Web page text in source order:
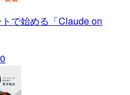
で始める「Claude on